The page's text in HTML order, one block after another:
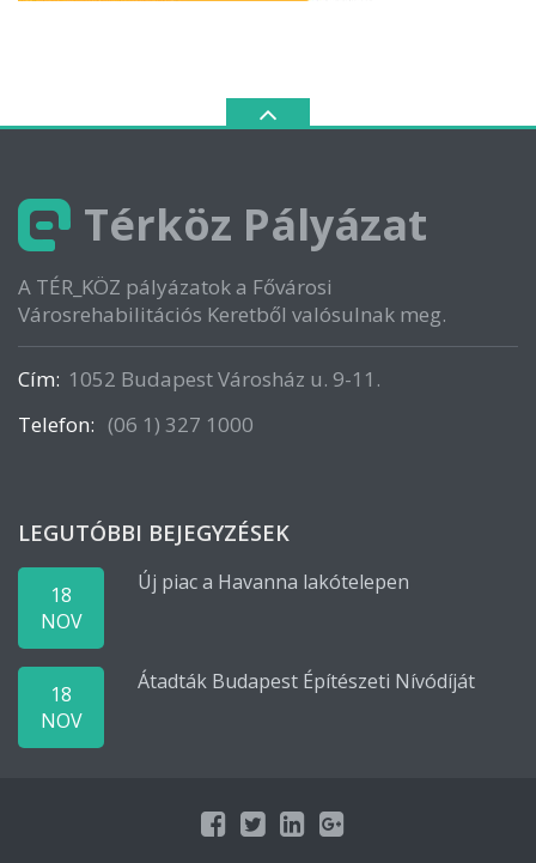
Térköz Pályázat
A TÉR_KÖZ pályázatok a Fővárosi
Városrehabilitációs Keretből valósulnak meg.
Cím: 1052 Budapest Városház u. 9-11.
Telefon: (06 1) 327 1000
LEGUTÓBBI BEJEGYZÉSEK
18
NOV
Új piac a Havanna lakótelepen
18
NOV
Átadták Budapest Építészeti Nívódíját